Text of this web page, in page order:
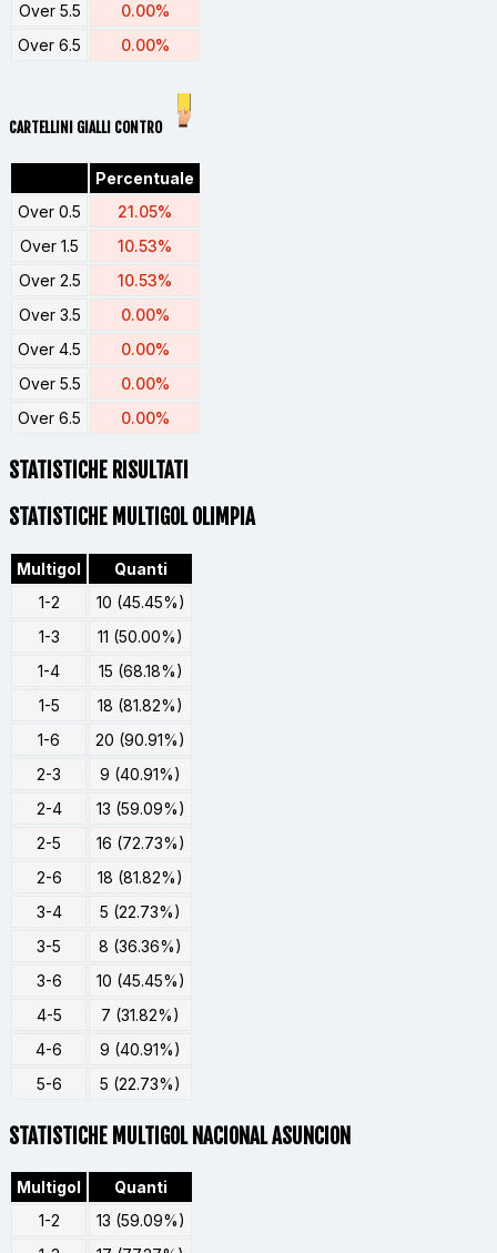
Over 5.5
0.00%
Over 6.5
0.00%
CARTELLINI GIALLI CONTRO
Percentuale
Over 0.5
21.05%
Over 1.5
10.53%
Over 2.5
10.53%
Over 3.5
0.00%
Over 4.5
0.00%
Over 5.5
0.00%
Over 6.5
0.00%
STATISTICHE RISULTATI
STATISTICHE MULTIGOL OLIMPIA
Multigol
Quanti
1-2
10 (45.45%)
1-3
11 (50.00%)
1-4
15 (68.18%)
1-5
18 (81.82%)
1-6
20 (90.91%)
2-3
9 (40.91%)
2-4
13 (59.09%)
2-5
16 (72.73%)
2-6
18 (81.82%)
3-4
5 (22.73%)
3-5
8 (36.36%)
3-6
10 (45.45%)
4-5
7 (31.82%)
4-6
9 (40.91%)
5-6
5 (22.73%)
STATISTICHE MULTIGOL NACIONAL ASUNCION
Multigol
Quanti
1-2
13 (59.09%)